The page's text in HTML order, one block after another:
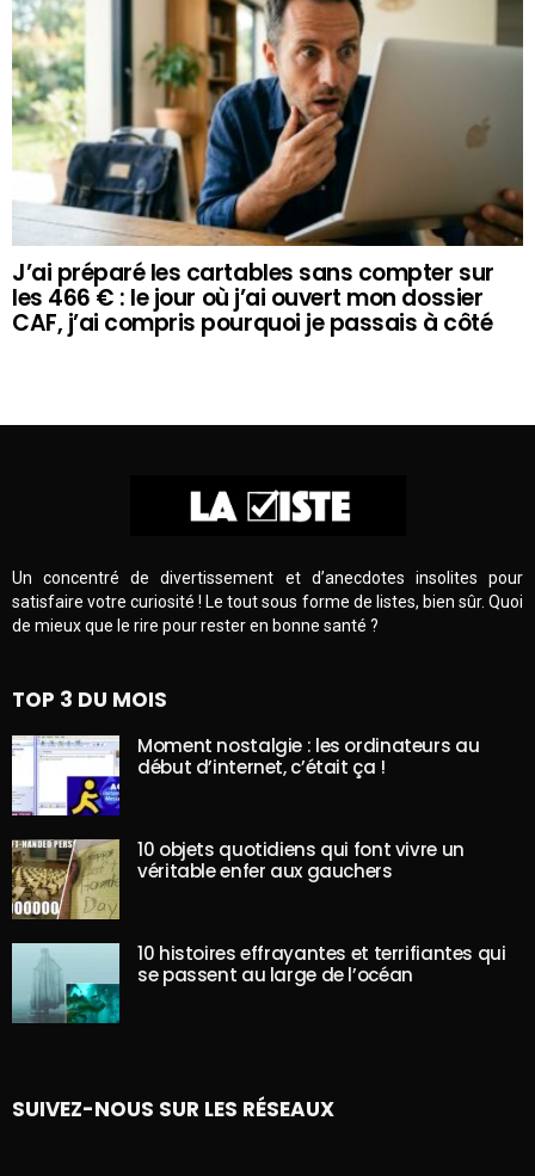
J’ai préparé les cartables sans compter sur
les 466 € : le jour où j’ai ouvert mon dossier
CAF, j’ai compris pourquoi je passais à côté
Un concentré de divertissement et d’anecdotes insolites pour
satisfaire votre curiosité ! Le tout sous forme de listes, bien sûr. Quoi
de mieux que le rire pour rester en bonne santé ?
TOP 3 DU MOIS
Moment nostalgie : les ordinateurs au
début d’internet, c’était ça !
10 objets quotidiens qui font vivre un
véritable enfer aux gauchers
10 histoires effrayantes et terrifiantes qui
se passent au large de l’océan
SUIVEZ-NOUS SUR LES RÉSEAUX